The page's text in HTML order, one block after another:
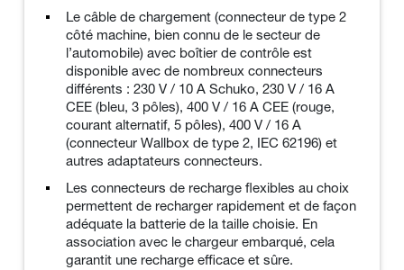
Le câble de chargement (connecteur de type 2
côté machine, bien connu de le secteur de
l’automobile) avec boîtier de contrôle est
disponible avec de nombreux connecteurs
différents : 230 V / 10 A Schuko, 230 V / 16 A
CEE (bleu, 3 pôles), 400 V / 16 A CEE (rouge,
courant alternatif, 5 pôles), 400 V / 16 A
(connecteur Wallbox de type 2, IEC 62196) et
autres adaptateurs connecteurs.
Les connecteurs de recharge flexibles au choix
permettent de recharger rapidement et de façon
adéquate la batterie de la taille choisie. En
association avec le chargeur embarqué, cela
garantit une recharge efficace et sûre.